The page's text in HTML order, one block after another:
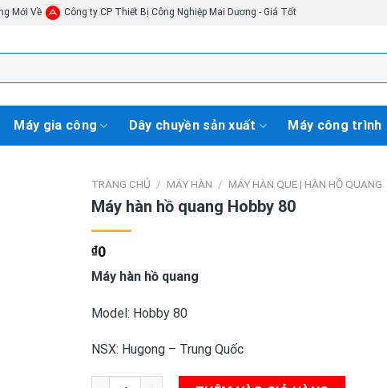
Mới Về Công ty CP Thiết Bị Công Nghiệp Mai Dương - Giá Tốt
Máy gia công Dây chuyền sản xuất Máy công trình
TRANG CHỦ / MÁY HÀN / MÁY HÀN QUE | HÀN HỒ QUANG
Máy hàn hồ quang Hobby 80
₫0
Máy hàn hồ quang
Model: Hobby 80
NSX: Hugong – Trung Quốc
Máy hàn hồ quang Hobby 80 số lượng